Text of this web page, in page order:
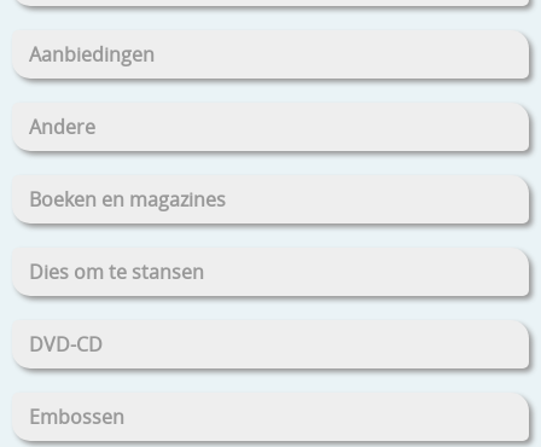
Aanbiedingen
Andere
Boeken en magazines
Dies om te stansen
DVD-CD
Embossen